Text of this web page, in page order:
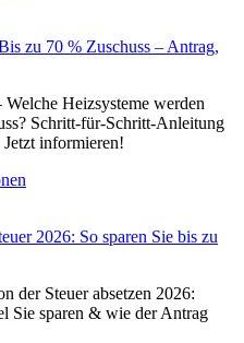
zu 70 % Zuschuss – Antrag,
Heizsysteme werden
Schritt-für-Schritt-Anleitung
informieren!
2026: So sparen Sie bis zu
der Steuer absetzen 2026:
Sie sparen & wie der Antrag